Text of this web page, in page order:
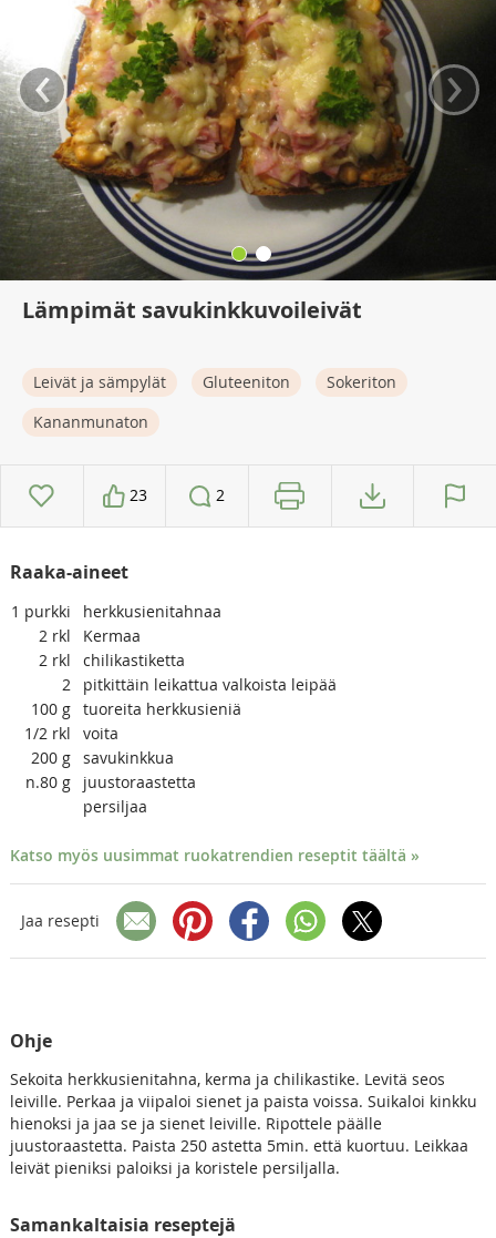
‹ ›
Lämpimät savukinkkuvoileivät
Leivät ja sämpylät Gluteeniton
Sokeriton
Kananmunaton
23 2
Raaka-aineet
1 purkki
herkkusienitahnaa
2 rkl
Kermaa
2 rkl
chilikastiketta
2
pitkittäin leikattua valkoista leipää
100 g tuoreita herkkusieniä
1/2 rkl
voita
200 g savukinkkua
n.80 g
juustoraastetta
persiljaa
Katso myös uusimmat ruokatrendien reseptit täältä »
Jaa resepti
Ohje
Sekoita herkkusienitahna, kerma ja chilikastike. Levitä seos
leiville. Perkaa ja viipaloi sienet ja paista voissa. Suikaloi kinkku
hienoksi ja jaa se ja sienet leiville. Ripottele päälle
juustoraastetta. Paista 250 astetta 5min. että kuortuu. Leikkaa
leivät pieniksi paloiksi ja koristele persiljalla.
Samankaltaisia reseptejä